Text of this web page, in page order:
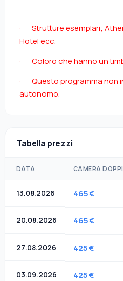
· Strutture esemplari;
Hotel ecc.
· Coloro che hanno un
· Questo programma non
autonomo.
Tabella prezzi
DATA CAMERA
13.08.2026 465 €
20.08.2026 465 €
27.08.2026 425 €
03.09.2026 425 €